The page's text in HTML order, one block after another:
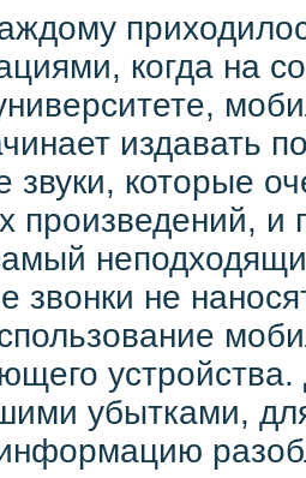
когда на
издавать
звуки, которые
произведений, и
звонки не
убытками,